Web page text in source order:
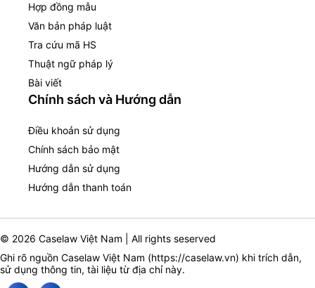
Hợp đồng mẫu
Văn bản pháp luật
Tra cứu mã HS
Thuật ngữ pháp lý
Bài viết
Chính sách và Hướng dẫn
Điều khoản sử dụng
Chính sách bảo mật
Hướng dẫn sử dụng
Hướng dẫn thanh toán
© 2026 Caselaw Việt Nam | All rights seserved
Ghi rõ nguồn Caselaw Việt Nam (https://caselaw.vn) khi trích dẫn,
sử dụng thông tin, tài liệu từ địa chỉ này.